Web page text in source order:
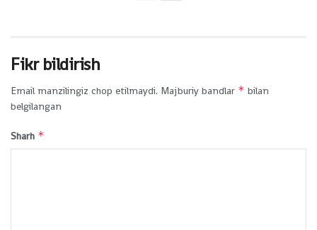
Fikr bildirish
Email manzilingiz chop etilmaydi. Majburiy bandlar * bilan
belgilangan
Sharh *